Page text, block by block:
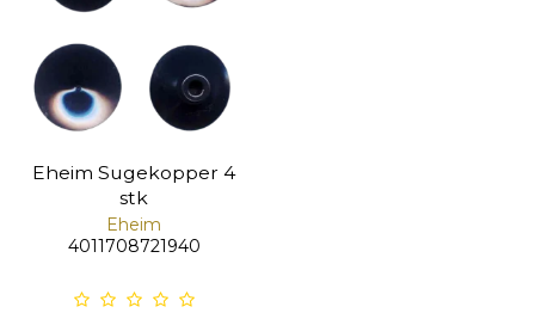
Eheim Sugekopper 4
stk
Eheim
4011708721940